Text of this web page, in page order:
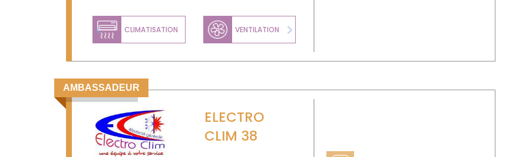
CLIMATISATION VENTILATION
Previous Next
AMBASSADEUR
ELECTRO
CLIM 38